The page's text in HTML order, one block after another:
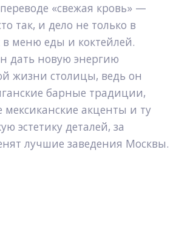
«свежая кровь» —
так, и дело не только в
в меню еды и коктейлей.
дать новую энергию
жизни столицы, ведь он
барные традиции,
акценты и ту
эстетику деталей, за
лучшие заведения Москвы.